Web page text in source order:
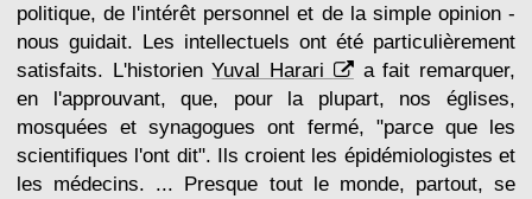
politique, de l'intérêt personnel et de la simple opinion -
nous guidait. Les intellectuels ont été particulièrement
satisfaits. L'historienYuval Harari
a fait remarquer,
en l'approuvant, que, pour la plupart, nos églises,
mosquées et synagogues ont fermé, "parce que les
scientifiques l'ont dit". Ils croient les épidémiologistes et
les médecins. ... Presque tout le monde, partout, se